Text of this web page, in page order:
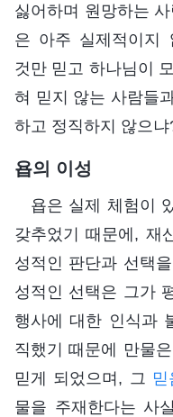
싫어하며 원망하는
은 아주 실제적이지
것만 믿고 하나님이
혀 믿지 않는 사람들
하고 정직하지 않으냐
욥의 이성
욥은 실제 체험이
갖추었기 때문에, 재
성적인 판단과 선택
성적인 선택은 그가
행사에 대한 인식과
직했기 때문에 만물
믿게 되었으며, 그 믿
물을 주재한다는 사